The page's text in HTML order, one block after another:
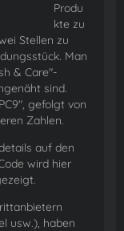
Produ
kte zu
Stellen zu
Man
& Care"-
sind.
gefolgt von
Zahlen.
auf den
wird hier
usw.), haben